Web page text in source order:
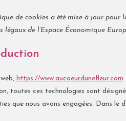
de cookies a été mise à jour pour
légaux de l’Espace Économique
https://www.aucoeurdunefleur.com
toutes ces technologies sont
que nous avons engagées. Dans le